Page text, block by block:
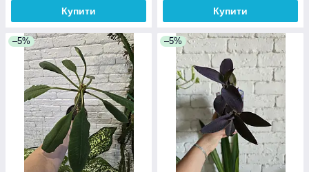
Купити Купити
–5% –5%